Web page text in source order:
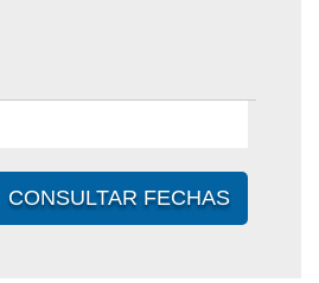
CONSULTAR FECHAS